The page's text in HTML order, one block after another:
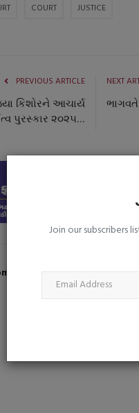
Join our subscribers
COURT JUSTICE
PREVIOUS ARTICLE
કિશોરને આચાર્ય
પુરસ્કાર ૨૦૨૫...
NEXT
7 જુગારી
0